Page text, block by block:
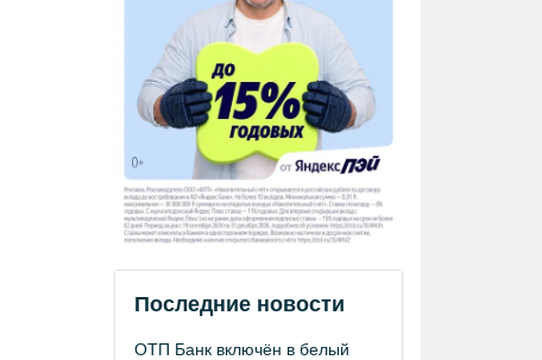
Последние новости
ОТП Банк включён в белый